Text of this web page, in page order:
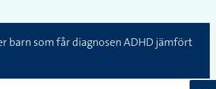
barn som får diagnosen ADHD jämfört